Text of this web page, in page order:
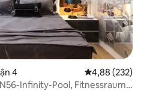
4
4,88 (232)
Infinity-Pool, Fitnessraum,